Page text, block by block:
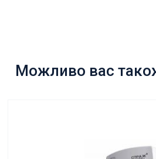
Можливо вас